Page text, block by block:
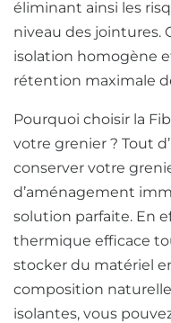
éliminant ainsi les
niveau des jointures.
isolation homogène
rétention maximale
Pourquoi choisir la
votre grenier ? Tout
conserver votre
d’aménagement
solution parfaite. En
thermique efficace
stocker du matériel
composition
isolantes, vous